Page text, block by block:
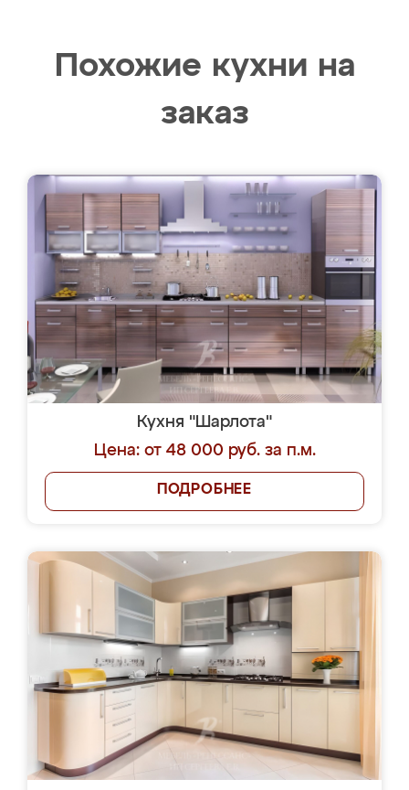
Похожие кухни на
заказ
Кухня "Шарлота"
Цена: от 48 000 руб. за п.м.
ПОДРОБНЕЕ